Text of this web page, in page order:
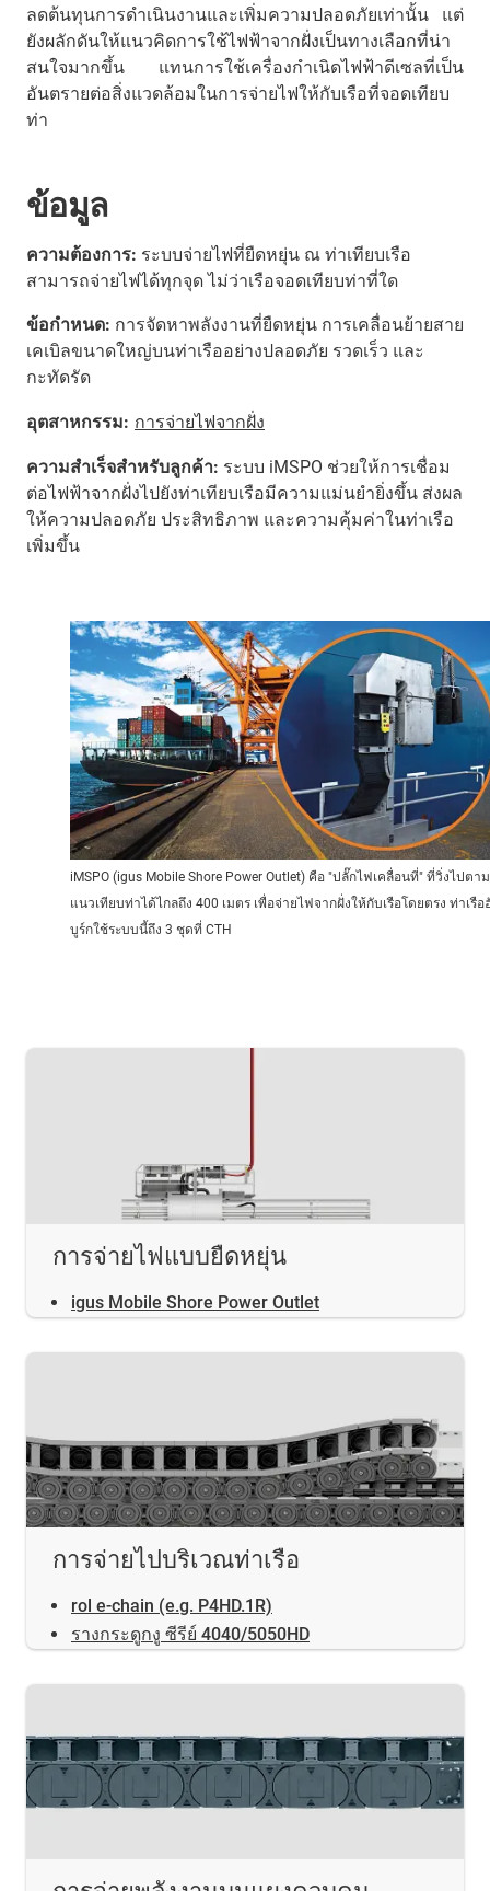
ลดต้นทุนการดำเนินงานและเพิ่มความปลอดภัยเท่านั้น แต่
ยังผลักดันให้แนวคิดการใช้ไฟฟ้าจากฝั่งเป็นทางเลือกที่น่า
สนใจมากขึ้น แทนการใช้เครื่องกำเนิดไฟฟ้าดีเซลที่เป็น
อันตรายต่อสิ่งแวดล้อมในการจ่ายไฟให้กับเรือที่จอดเทียบ
ท่า
ข้อมูล
ความต้องการ: ระบบจ่ายไฟที่ยืดหยุ่น ณ ท่าเทียบเรือ
สามารถจ่ายไฟได้ทุกจุด ไม่ว่าเรือจอดเทียบท่าที่ใด
ข้อกำหนด: การจัดหาพลังงานที่ยืดหยุ่น การเคลื่อนย้ายสาย
เคเบิลขนาดใหญ่บนท่าเรืออย่างปลอดภัย รวดเร็ว และ
กะทัดรัด
อุตสาหกรรม: การจ่ายไฟจากฝั่ง
ความสำเร็จสำหรับลูกค้า: ระบบ iMSPO ช่วยให้การเชื่อม
ต่อไฟฟ้าจากฝั่งไปยังท่าเทียบเรือมีความแม่นยำยิ่งขึ้น ส่งผล
ให้ความปลอดภัย ประสิทธิภาพ และความคุ้มค่าในท่าเรือ
เพิ่มขึ้น
iMSPO (igus Mobile Shore Power Outlet) คือ "ปลั๊กไฟเคลื่อนที่" ที่วิ่งไปตาม
แนวเทียบท่าได้ไกลถึง 400 เมตร เพื่อจ่ายไฟจากฝั่งให้กับเรือโดยตรง ท่าเรือ
บูร์กใช้ระบบนี้ถึง 3 ชุดที่ CTH
การจ่ายไฟแบบยืดหยุ่น
igus Mobile Shore Power Outlet
การจ่ายไปบริเวณท่าเรือ
rol e-chain (e.g. P4HD.1R)
รางกระดูกงู ซีรีย์ 4040/5050HD